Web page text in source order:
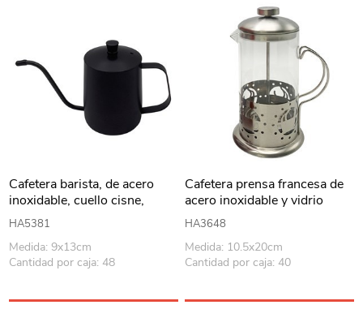
Cafetera barista, de acero
inoxidable, cuello cisne,
550ml, en caja
HA5381
Medida: 9x13cm
Cantidad por caja: 48
Cafetera prensa francesa de
acero inoxidable y vidrio
600ml, en caja
HA3648
Medida: 10.5x20cm
Cantidad por caja: 40